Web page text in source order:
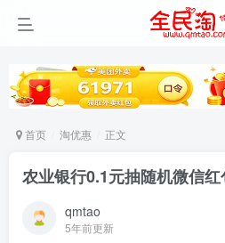
首页 淘优惠 正文
农业银行0.1元抽随机微信
qmtao
5年前更新